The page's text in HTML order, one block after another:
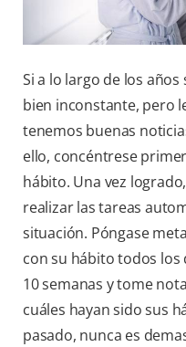
Si a lo largo de los
bien inconstante, pero
tenemos buenas
ello, concéntrese
hábito. Una vez
realizar las tareas
situación. Póngase
con su hábito todos
10 semanas y tome
cuáles hayan sido sus
pasado, nunca es